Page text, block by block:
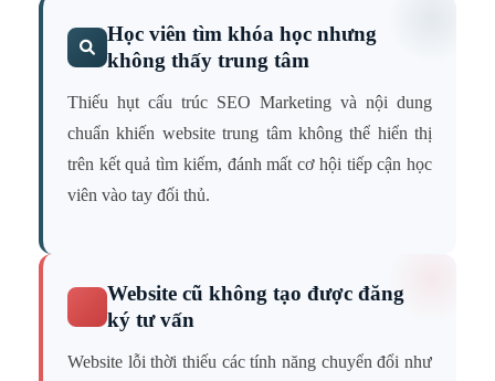
Học viên tìm khóa học nhưng
không thấy trung tâm
Thiếu hụt cấu trúc SEO Marketing và nội dung
chuẩn khiến website trung tâm không thể hiển thị
trên kết quả tìm kiếm, đánh mất cơ hội tiếp cận học
viên vào tay đối thủ.
Website cũ không tạo được đăng
ký tư vấn
Website lỗi thời thiếu các tính năng chuyển đổi như